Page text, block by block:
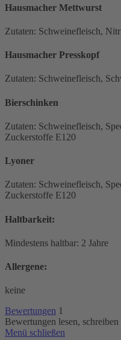
Hausmacher Mettwurst
Zutaten: Schweinefleisch,
Hausmacher Presskopf
Zutaten: Schweinefleisch,
Bierschinken
Zutaten: Schweinefleisch,
Zuckerstoffe E120
Lyoner
Zutaten: Schweinefleisch,
Zuckerstoffe E120
Haltbarkeit:
Mindestens haltbar: 2 Jahre
Allergene:
keine
Bewertungen 1
Bewertungen lesen,
Menü schließen